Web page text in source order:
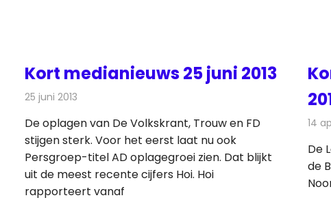
Kort medianieuws 25 juni 2013
25 juni 2013
De oplagen van De Volkskrant, Trouw en FD
stijgen sterk. Voor het eerst laat nu ook
Persgroep-titel AD oplagegroei zien. Dat blijkt
uit de meest recente cijfers Hoi. Hoi
rapporteert vanaf
14
De
de